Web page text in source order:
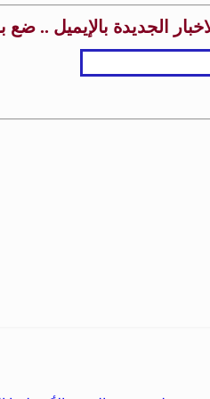
الجديدة بالإيميل .. ضع